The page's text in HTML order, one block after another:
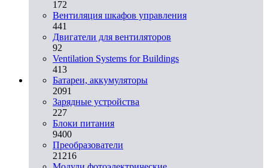
172
Вентиляция шкафов управления
441
Двигатели для вентиляторов
92
Ventilation Systems for Buildings
413
Батареи, аккумуляторы
2091
Зарядные устройства
227
Блоки питания
9400
Преобразователи
21216